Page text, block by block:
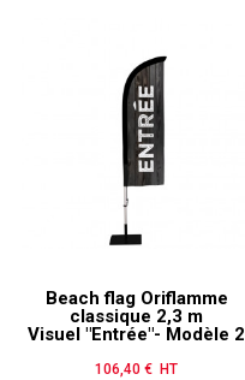
Beach flag Oriflamme
classique 2,3 m
Visuel "Entrée"- Modèle 2
Prix
106,40 € HT